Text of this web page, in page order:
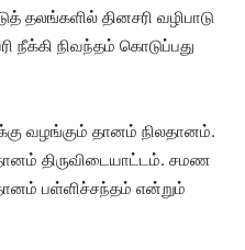
தலங்களில் தினசரி வழிபாடு
நிவந்தம் கொடுப்பது
வழங்கும் தானம் நிலதானம்.
திருவிடையாட்டம். சமண
பள்ளிச்சந்தம் என்றும்